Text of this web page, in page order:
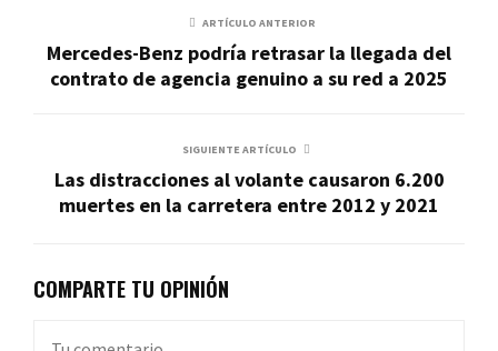
ARTÍCULO ANTERIOR
Mercedes-Benz podría retrasar la llegada del
contrato de agencia genuino a su red a 2025
SIGUIENTE ARTÍCULO
Las distracciones al volante causaron 6.200
muertes en la carretera entre 2012 y 2021
COMPARTE TU OPINIÓN